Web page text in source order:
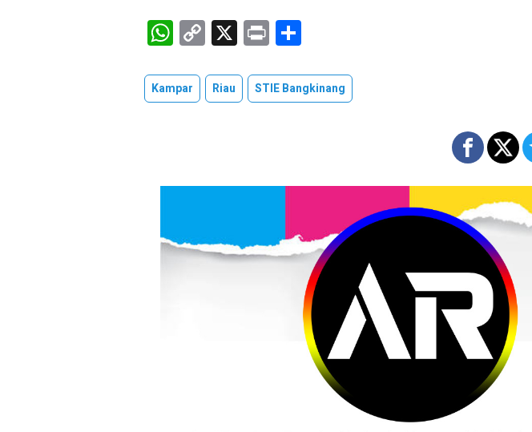
W
h
at
s
p
C
o
py
Li
X Pr
in
t ar
e
Kampar Riau STIE Bangkinang